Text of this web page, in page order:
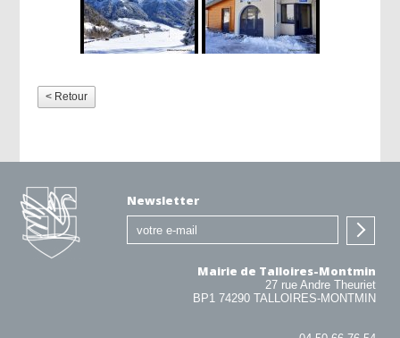
< Retour
Newsletter
Mairie de Talloires-Montmin
27 rue Andre Theuriet
BP1 74290 TALLOIRES-MONTMIN